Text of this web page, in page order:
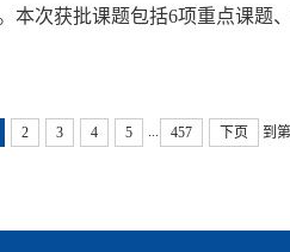
本次获批课题包括6项重点课题
2 3 4 5 ... 457 下页 到第